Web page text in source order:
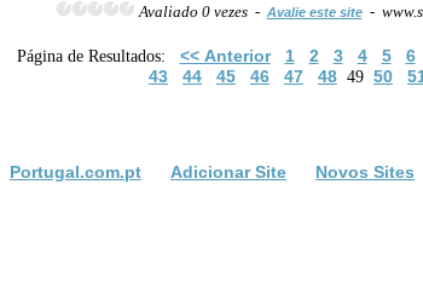
Avaliado 0 vezes - Avalie este site-
Página de Resultados: << Anterior 1 2 3 4 5 6
43
44 45 46 47 48 49 50
Portugal.com.pt Adicionar Site Novos Sites